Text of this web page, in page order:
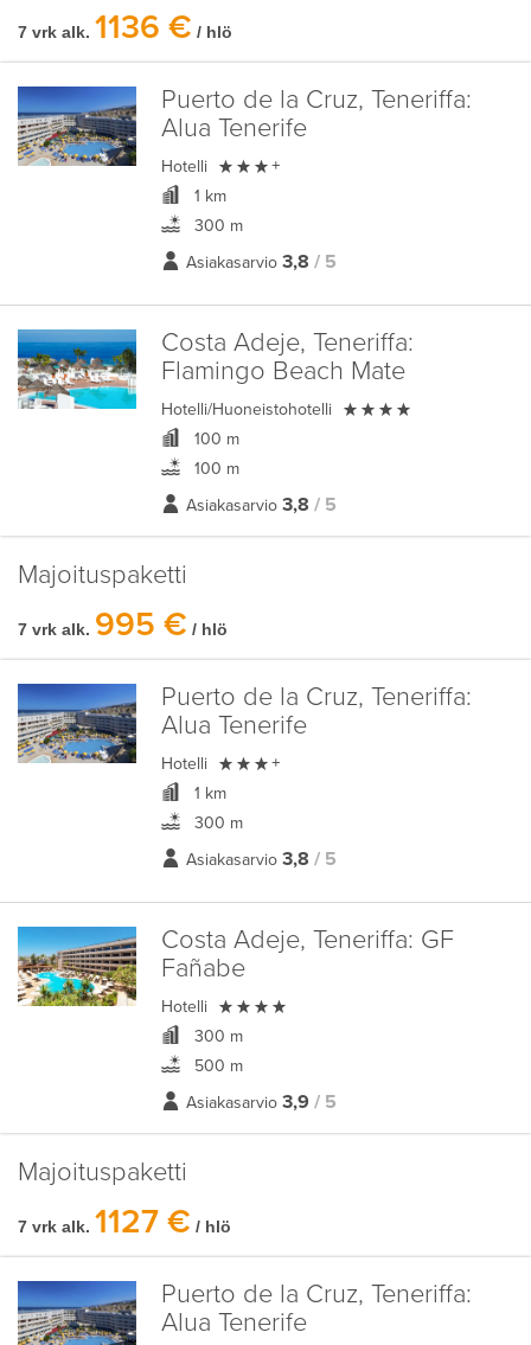
7 vrk alk. 1136 € / hlö
Puerto de la Cruz, Teneriffa:
Alua Tenerife
Hotelli  +
1 km
300 m
Asiakasarvio 3,8 / 5
Costa Adeje, Teneriffa:
Flamingo Beach Mate
Hotelli/Huoneistohotelli 
100 m
100 m
Asiakasarvio 3,8 / 5
Majoituspaketti
7 vrk alk. 995 € / hlö
Puerto de la Cruz, Teneriffa:
Alua Tenerife
Hotelli  +
1 km
300 m
Asiakasarvio 3,8 / 5
Costa Adeje, Teneriffa: GF
Fañabe
Hotelli 
300 m
500 m
Asiakasarvio 3,9 / 5
Majoituspaketti
7 vrk alk. 1127 € / hlö
Puerto de la Cruz, Teneriffa:
Alua Tenerife